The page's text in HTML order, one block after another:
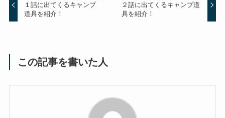
１話に出てくるキャンプ
道具を紹介！
２話に出てくるキャンプ道
具を紹介！
この記事を書いた人